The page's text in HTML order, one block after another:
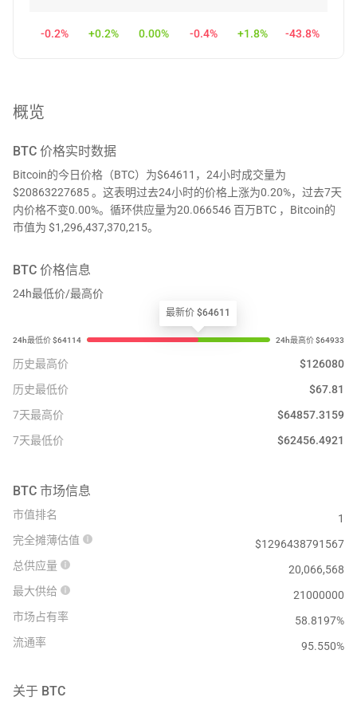
-0.2% +0.2% 0.00% -0.4% +1.8% -43.8%
概览
BTC 价格实时数据
Bitcoin的今日价格（BTC）为$64611，24小时成交量为
$20863227685 。这表明过去24小时的价格上涨为0.20%，过去7天
内价格不变0.00%。循环供应量为20.066546 百万BTC ，Bitcoin的
市值为 $1,296,437,370,215。
BTC 价格信息
24h最低价/最高价
最新价 $64611
历史最高价 $126080
历史最低价
$67.81
7天最高价
$64857.3159
7天最低价
$62456.4921
BTC 市场信息
市值排名
1
完全摊薄估值
$1296438791567
总供应量
20,066,568
最大供给
21000000
市场占有率
58.8197%
流通率
95.550%
关于 BTC